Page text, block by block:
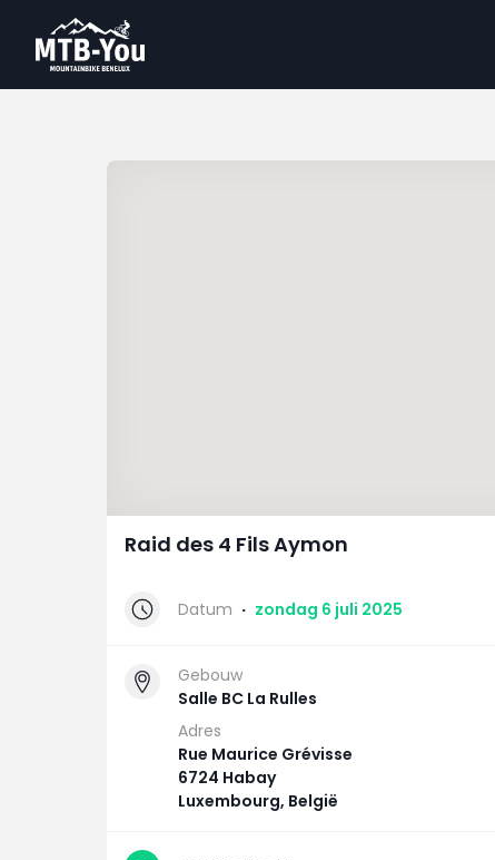
Raid des 4 Fils Aymon
Datum · zondag 6 juli 2025
Gebouw
Salle BC La Rulles
Adres
Rue Maurice Grévisse
6724 Habay
Luxembourg, België